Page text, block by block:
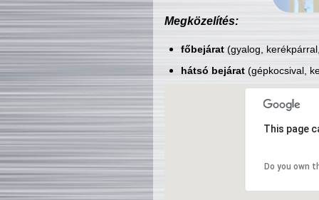
Megközelítés:
főbejárat(gyalog,
hátsó bejárat(gépkocsival,
This page
Do you own